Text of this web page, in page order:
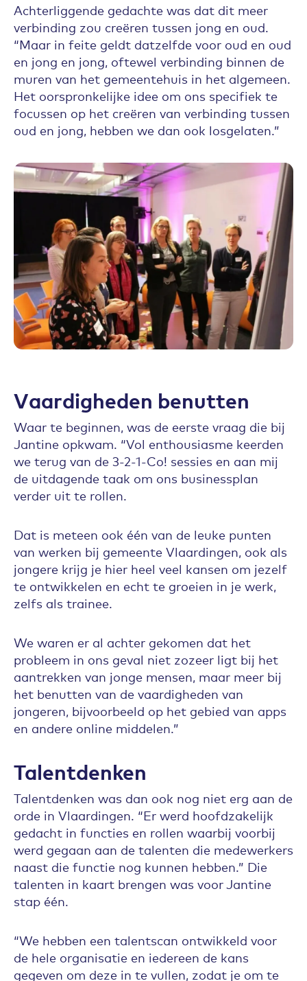
Achterliggende gedachte was dat dit meer
verbinding zou creëren tussen jong en oud.
“Maar in feite geldt datzelfde voor oud en oud
en jong en jong, oftewel verbinding binnen de
muren van het gemeentehuis in het algemeen.
Het oorspronkelijke idee om ons specifiek te
focussen op het creëren van verbinding tussen
oud en jong, hebben we dan ook losgelaten.”
Vaardigheden benutten
Waar te beginnen, was de eerste vraag die bij
Jantine opkwam. “Vol enthousiasme keerden
we terug van de 3-2-1-Co! sessies en aan mij
de uitdagende taak om ons businessplan
verder uit te rollen.
Dat is meteen ook één van de leuke punten
van werken bij gemeente Vlaardingen, ook als
jongere krijg je hier heel veel kansen om jezelf
te ontwikkelen en echt te groeien in je werk,
zelfs als trainee.
We waren er al achter gekomen dat het
probleem in ons geval niet zozeer ligt bij het
aantrekken van jonge mensen, maar meer bij
het benutten van de vaardigheden van
jongeren, bijvoorbeeld op het gebied van apps
en andere online middelen.”
Talentdenken
Talentdenken was dan ook nog niet erg aan de
orde in Vlaardingen. “Er werd hoofdzakelijk
gedacht in functies en rollen waarbij voorbij
werd gegaan aan de talenten die medewerkers
naast die functie nog kunnen hebben.” Die
talenten in kaart brengen was voor Jantine
stap één.
“We hebben een talentscan ontwikkeld voor
de hele organisatie en iedereen de kans
gegeven om deze in te vullen, zodat je om te